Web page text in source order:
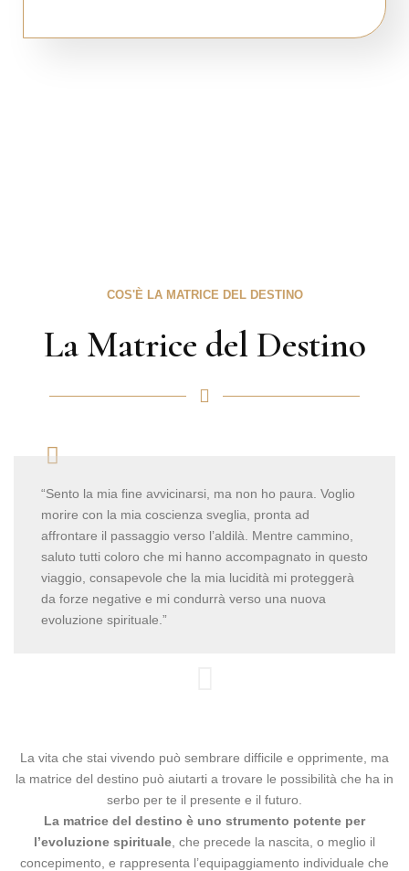
COS'È LA MATRICE DEL DESTINO
La Matrice del Destino
“Sento la mia fine avvicinarsi, ma non ho paura. Voglio
morire con la mia coscienza sveglia, pronta ad
affrontare il passaggio verso l’aldilà. Mentre cammino,
saluto tutti coloro che mi hanno accompagnato in questo
viaggio, consapevole che la mia lucidità mi proteggerà
da forze negative e mi condurrà verso una nuova
evoluzione spirituale.”
La vita che stai vivendo può sembrare difficile e opprimente, ma
la matrice del destino può aiutarti a trovare le possibilità che ha in
serbo per te il presente e il futuro.
La matrice del destino è uno strumento potente per
l’evoluzione spirituale , che precede la nascita, o meglio il
concepimento, e rappresenta l’equipaggiamento individuale che